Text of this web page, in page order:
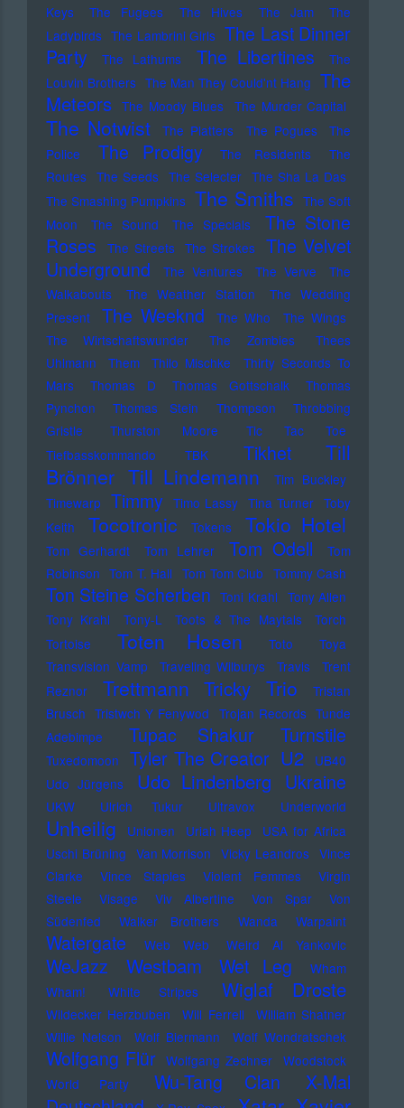
Keys
The Fugees The Hives The Jam
The
Ladybirds The Lambrini Girls The Last Dinner
Party
The Lathums The Libertines
The
Louvin Brothers The Man They Could'nt Hang The
Meteors The Moody Blues The Murder Capital
The Notwist The Platters The Pogues
The
Police
The Prodigy The Residents
The
Routes The Seeds The Selecter The Sha La Das
The Smashing Pumpkins The Smiths The Soft
Moon
The Sound The Specials
The Stone
Roses
The Streets The Strokes
The Velvet
Underground
The Ventures The Verve
The
Walkabouts
The Weather Station
The Wedding
Present
The Weeknd The Who
The Wings
The Wirtschaftswunder
The Zombies
Thees
Uhlmann
Them Thilo Mischke
Thirty Seconds To
Mars
Thomas D Thomas Gottschalk
Thomas
Pynchon
Thomas Stein Thompson
Throbbing
Gristle
Thurston Moore
Tic Tac Toe
Tiefbasskommando TBK
Tikhet
Till
Brönner Till Lindemann
Tim Buckley
Timewarp Timmy Timo Lassy Tina Turner Toby
Keith
Tocotronic Tokens Tokio Hotel
Tom Gerhardt Tom Lehrer Tom Odell
Tom
Robinson Tom T. Hall Tom Tom Club Tommy Cash
Ton Steine Scherben Toni Krahl Tony Allen
Tony Krahl
Tony-L Toots & The Maytals
Torch
Tortoise
Toten Hosen Toto
Toya
Transvision Vamp
Traveling Wilburys Travis
Trent
Reznor
Trettmann Tricky Trio
Tristan
Brusch Tristwch Y Fenywod Trojan Records Tunde
Adebimpe
Tupac Shakur Turnstile
Tuxedomoon Tyler The Creator U2
UB40
Udo Jürgens
Udo Lindenberg Ukraine
UKW Ulrich Tukur Ultravox Underworld
Unheilig Unionen Uriah Heep
USA for Africa
Uschi Brüning Van Morrison Vicky Leandros Vince
Clarke
Vince Staples Violent Femmes
Virgin
Steele
Visage Viv Albertine Von Spar
Von
Südenfed
Walker Brothers Wanda Warpaint
Watergate Web Web Weird Al Yankovic
WeJazz Westbam Wet Leg
Wham
Wham!
White Stripes Wiglaf Droste
Wildecker Herzbuben Will Ferrell
William Shatner
Willie Nelson
Wolf Biermann Wolf Wondratschek
Wolfgang Flür Wolfgang Zechner
Woodstock
World Party
Wu-Tang Clan
X-Mal